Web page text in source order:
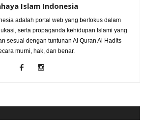
Islam Indonesia
adalah portal web yang berfokus dalam
serta propaganda kehidupan Islami yang
sesuai dengan tuntunan Al Quran Al Hadits
murni, hak, dan benar.